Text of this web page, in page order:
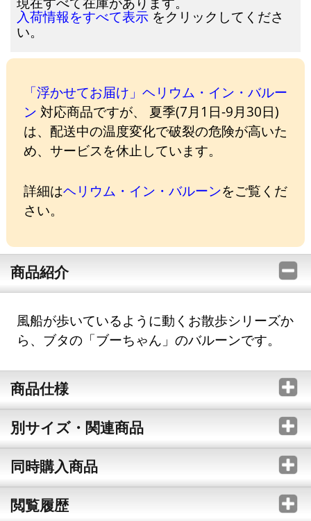
入荷情報をすべて表示 をクリックしてくださ
い。
「浮かせてお届け」ヘリウム・イン・バルー
ン 対応商品ですが、 夏季(7月1日-9月30日)
は、配送中の温度変化で破裂の危険が高いた
め、サービスを休止しています。
詳細はヘリウム・イン・バルーンをご覧くだ
さい。
商品紹介
風船が歩いているように動くお散歩シリーズか
ら、ブタの「ブーちゃん」のバルーンです。
商品仕様
別サイズ・関連商品
同時購入商品
閲覧履歴